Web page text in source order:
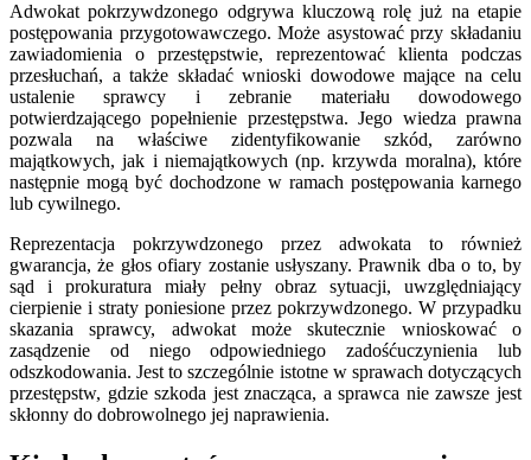
Adwokat pokrzywdzonego odgrywa kluczową rolę już na etapie
postępowania przygotowawczego. Może asystować przy składaniu
zawiadomienia o przestępstwie, reprezentować klienta podczas
przesłuchań, a także składać wnioski dowodowe mające na celu
ustalenie sprawcy i zebranie materiału dowodowego
potwierdzającego popełnienie przestępstwa. Jego wiedza prawna
pozwala na właściwe zidentyfikowanie szkód, zarówno
majątkowych, jak i niemajątkowych (np. krzywda moralna), które
następnie mogą być dochodzone w ramach postępowania karnego
lub cywilnego.
Reprezentacja pokrzywdzonego przez adwokata to również
gwarancja, że głos ofiary zostanie usłyszany. Prawnik dba o to, by
sąd i prokuratura miały pełny obraz sytuacji, uwzględniający
cierpienie i straty poniesione przez pokrzywdzonego. W przypadku
skazania sprawcy, adwokat może skutecznie wnioskować o
zasądzenie od niego odpowiedniego zadośćuczynienia lub
odszkodowania. Jest to szczególnie istotne w sprawach dotyczących
przestępstw, gdzie szkoda jest znacząca, a sprawca nie zawsze jest
skłonny do dobrowolnego jej naprawienia.